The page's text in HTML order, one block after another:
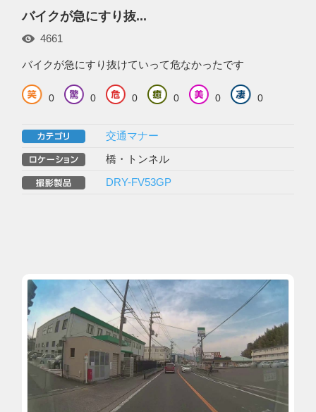
バイクが急にすり抜...
4661
バイクが急にすり抜けていって危なかったです
0 0 0 0 0 0
交通マナー
橋・トンネル
DRY-FV53GP